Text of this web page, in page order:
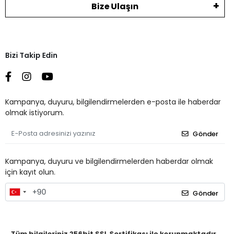
Bize Ulaşın
Bizi Takip Edin
Kampanya, duyuru, bilgilendirmelerden e-posta ile haberdar
olmak istiyorum.
Gönder
Kampanya, duyuru ve bilgilendirmelerden haberdar olmak
için kayıt olun.
Gönder